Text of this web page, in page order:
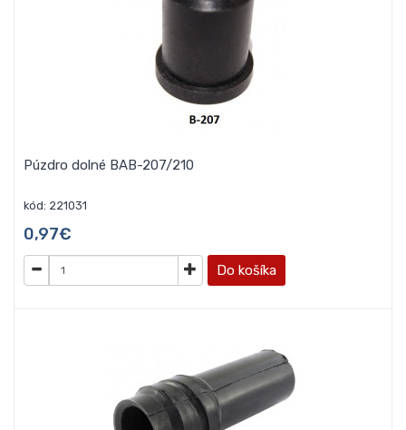
Púzdro dolné BAB-207/210
kód: 221031
0,97€
Do košíka